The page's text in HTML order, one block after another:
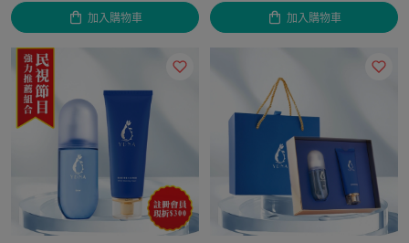
加入購物車 加入購物車